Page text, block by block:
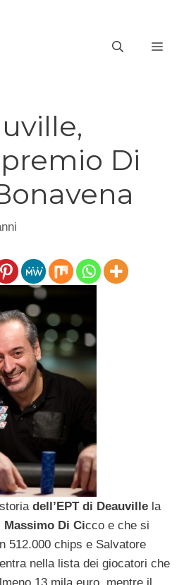
Di
dell’EPT di Deauville la
Massimo Di Cicco e che si
512.000 chips e Salvatore
nella lista dei giocatori che